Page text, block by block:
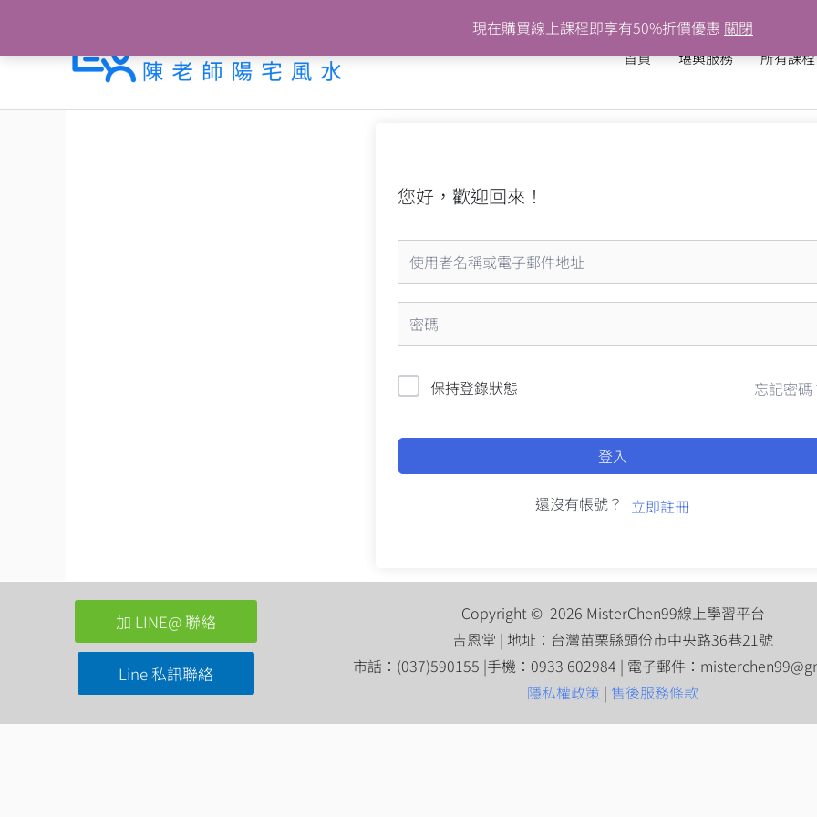
現在購買線上課程即享有50%折價優惠 關閉
內
首頁 堪輿服務 所有課程
您好，歡迎回來！
保持登錄狀態 忘記密碼
登入
還沒有帳號？ 立即註冊
加 LINE@ 聯絡
Line 私訊聯絡
Copyright © 2026 MisterChen99線上學習平台
吉恩堂 | 地址：台灣苗栗縣頭份市中央路36巷21號
市話：(037)590155 |手機：0933 602984 | 電子郵件：
隱私權政策 | 售後服務條款